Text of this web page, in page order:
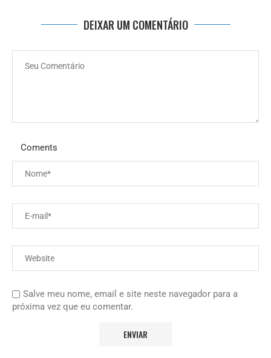
DEIXAR UM COMENTÁRIO
Coments
Salve meu nome, email e site neste navegador para a
próxima vez que eu comentar.